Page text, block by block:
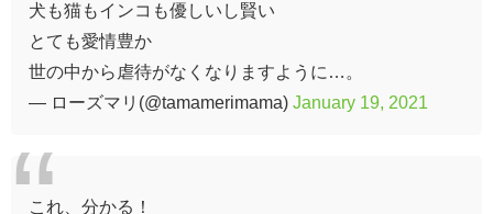
犬も猫もインコも優しいし賢い
とても愛情豊か
世の中から虐待がなくなりますように…。
— ローズマリ(@tamamerimama) January 19, 2021
これ、分かる！